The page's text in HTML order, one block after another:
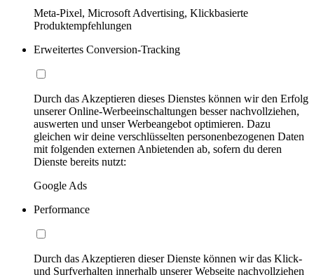
Meta-Pixel, Microsoft Advertising, Klickbasierte
Produktempfehlungen
Erweitertes Conversion-Tracking
Durch das Akzeptieren dieses Dienstes können wir den Erfolg
unserer Online-Werbeeinschaltungen besser nachvollziehen,
auswerten und unser Werbeangebot optimieren. Dazu
gleichen wir deine verschlüsselten personenbezogenen Daten
mit folgenden externen Anbietenden ab, sofern du deren
Dienste bereits nutzt:
Google Ads
Performance
Durch das Akzeptieren dieser Dienste können wir das Klick-
und Surfverhalten innerhalb unserer Webseite nachvollziehen